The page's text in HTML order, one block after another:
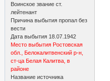
Воинское звание ст.
лейтенант
Причина выбытия пропал без
вести
Дата выбытия 18.07.1942
Место выбытия Ростовская
обл., Белокалитвенский р-н,
ст-ца Белая Калитва, в
районе
Название источника